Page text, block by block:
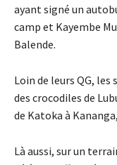
ayant signé un
camp et Kayembe
Balende.
Loin de leurs QG,
des crocodiles de
de Katoka à
Là aussi, sur un